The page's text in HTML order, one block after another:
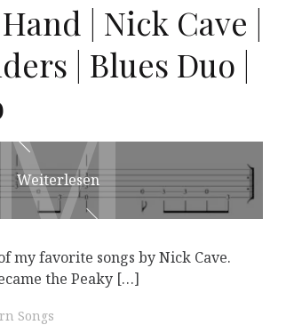
| Nick Cave |
| Blues Duo |
Weiterlesen
my favorite songs by Nick Cave.
the Peaky […]
Songs